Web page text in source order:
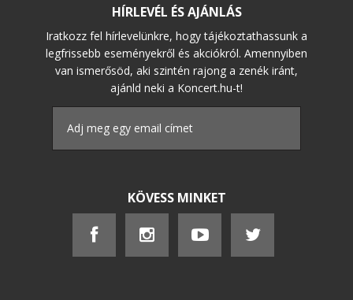
HÍRLEVÉL ÉS AJÁNLÁS
Iratkozz fel hírlevelünkre, hogy tájékoztathassunk a
legfrissebb eseményekről és akciókról. Amennyiben
van ismerősöd, aki szintén rajong a zenék iránt,
ajánld neki a Koncert.hu-t!
KÖVESS MINKET